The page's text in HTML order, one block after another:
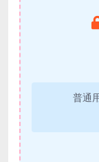
普通